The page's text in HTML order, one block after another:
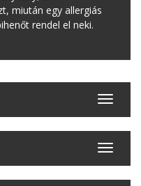
miután egy allergiás
rendel el neki.
Toggle
Toggle